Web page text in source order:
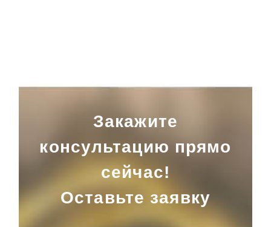
Закажите
консультацию прямо
сейчас!
Оставьте заявку